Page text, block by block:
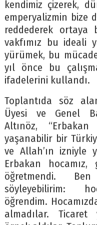
kendimiz çizerek,
emperyalizmin bize
reddederek ortaya
vakfımız bu ideali
yürümek, bu
yıl önce bu
ifadelerini kullandı.
Toplantıda söz
Üyesi ve Genel
Altınöz,
yaşanabilir bir
ve Allah’ın izniyle
Erbakan
öğretmendi.
söyleyebilirim:
öğrendim.
almadılar.